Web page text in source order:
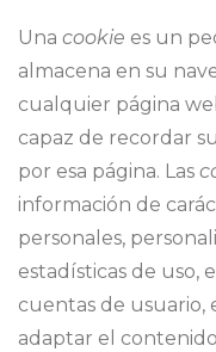
Una cookie es un
almacena en su
cualquier página
capaz de recordar
por esa página. Las
información de
personales,
estadísticas de uso,
cuentas de usuario,
adaptar el